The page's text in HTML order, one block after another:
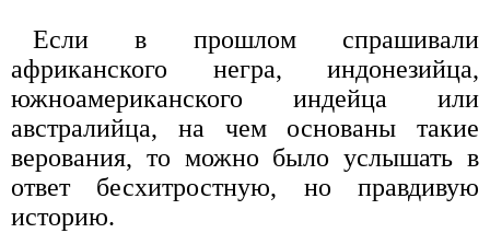
Если в прошлом спрашивали
африканского негра, индонезийца,
южноамериканского индейца или
австралийца, на чем основаны такие
верования, то можно было услышать в
ответ бесхитростную, но правдивую
историю.